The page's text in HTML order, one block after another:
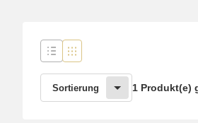
Sortierung 1 Produkt(e)